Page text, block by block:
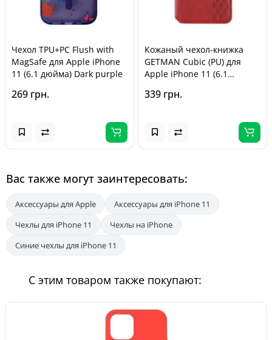
Чехол TPU+PC Flush with
MagSafe для Apple iPhone
11 (6.1 дюйма) Dark purple
269 грн.
Кожаный чехол-книжка
GETMAN Cubic (PU) для
Apple iPhone 11 (6.1
339 грн.
Вас также могут заинтересовать:
Аксессуары для Apple
Аксессуары для iPhone 11
Чехлы для iPhone 11
Чехлы на iPhone
Синие чехлы для iPhone 11
С этим товаром также покупают: